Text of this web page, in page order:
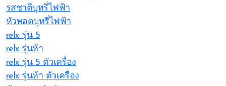
รสชาติบุหรี่ไฟฟ้า
หัวพอตบุหรี่ไฟฟ้า
relx รุ่น 5
relx รุ่นห้า
relx รุ่น 5 ตัวเครื่อง
relx รุ่นห้า ตัวเครื่อง